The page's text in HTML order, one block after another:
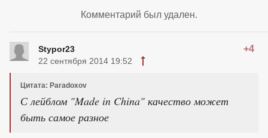
Комментарий был удален.
Stypor23 +4
22 сентября 2014 19:52
Цитата: Paradoxov
С лейблом "Made in China" качество может
быть самое разное